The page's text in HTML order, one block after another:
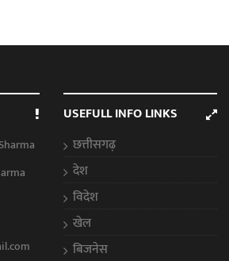
USEFULL INFO LINKS
छत्तीसगढ़
देश
विदेश
खेल
बिजनेस